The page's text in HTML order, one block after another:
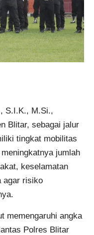
S.I.K., M.Si.,
Blitar, sebagai jalur
tingkat mobilitas
jumlah
keselamatan
agar risiko
memengaruhi angka
Polres Blitar